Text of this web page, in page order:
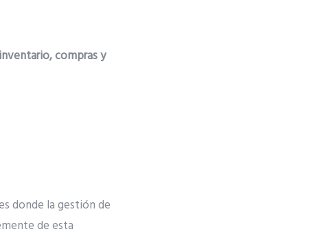
inventario, compras y
donde la gestión de
de esta